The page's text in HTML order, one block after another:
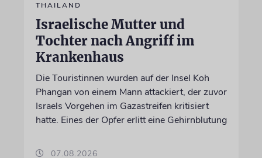
THAILAND
Israelische Mutter und
Tochter nach Angriff im
Krankenhaus
Die Touristinnen wurden auf der Insel Koh
Phangan von einem Mann attackiert, der zuvor
Israels Vorgehen im Gazastreifen kritisiert
hatte. Eines der Opfer erlitt eine Gehirnblutung
07.08.2026